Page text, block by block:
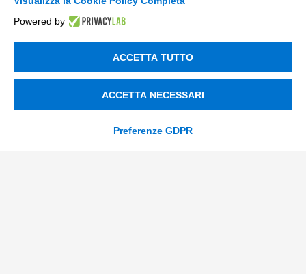
Nuovi Mercati
Powered by
ACCETTA TUTTO
ACCETTA NECESSARI
Preferenze GDPR